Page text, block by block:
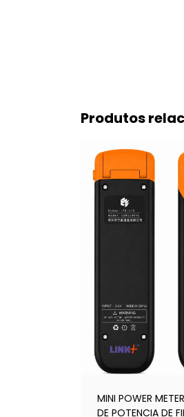
Produtos
MINI POWER
DE POTENCIA DE